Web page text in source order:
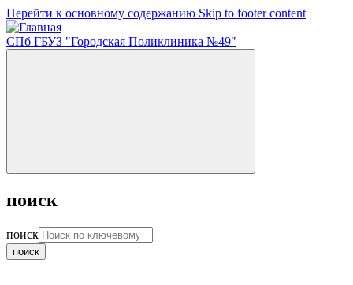
Перейти к основному содержанию Skip to footer content
СПб ГБУЗ "Городская Поликлиника №49"
поиск
поиск